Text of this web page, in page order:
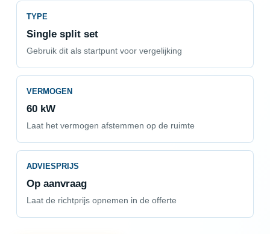
TYPE
Single split set
Gebruik dit als startpunt voor vergelijking
VERMOGEN
60 kW
Laat het vermogen afstemmen op de ruimte
ADVIESPRIJS
Op aanvraag
Laat de richtprijs opnemen in de offerte